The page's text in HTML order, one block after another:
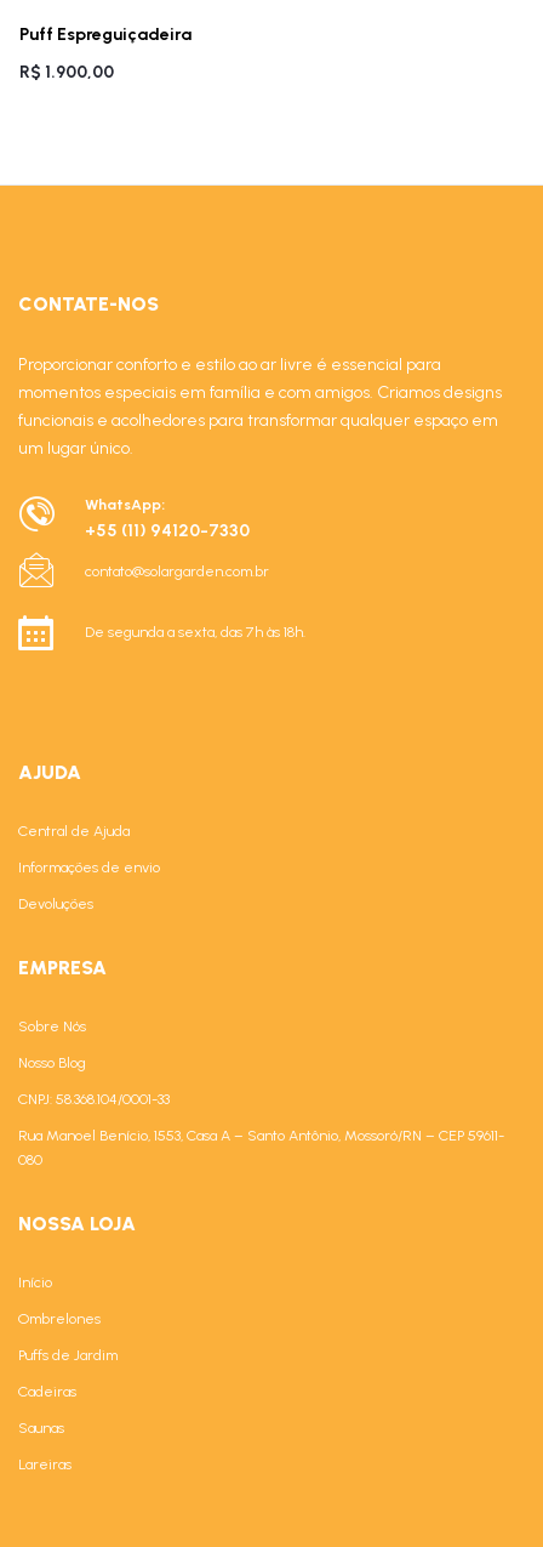
Puff Espreguiçadeira
R$ 1.900,00
CONTATE-NOS
Proporcionar conforto e estilo ao ar livre é essencial para
momentos especiais em família e com amigos. Criamos designs
funcionais e acolhedores para transformar qualquer espaço em
um lugar único.
WhatsApp:
+55 (11) 94120-7330
contato@solargarden.com.br
De segunda a sexta, das 7h às 18h.
AJUDA
Central de Ajuda
Informações de envio
Devoluções
EMPRESA
Sobre Nós
Nosso Blog
CNPJ: 58.368.104/0001-33
Rua Manoel Benício, 1553, Casa A – Santo Antônio, Mossoró/RN – CEP 59611-
080
NOSSA LOJA
Início
Ombrelones
Puffs de Jardim
Cadeiras
Saunas
Lareiras